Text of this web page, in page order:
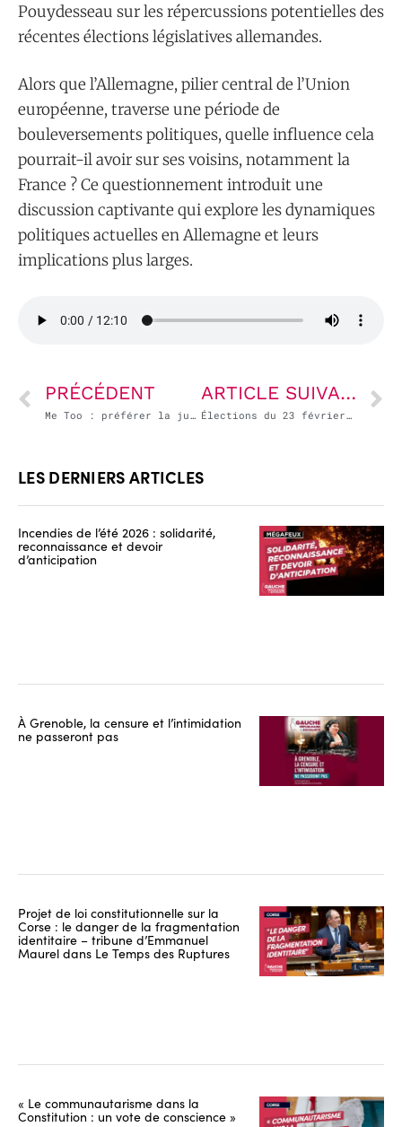
Pouydesseau sur les répercussions potentielles des
récentes élections législatives allemandes.
Alors que l’Allemagne, pilier central de l’Union
européenne, traverse une période de
bouleversements politiques, quelle influence cela
pourrait-il avoir sur ses voisins, notamment la
France ? Ce questionnement introduit une
discussion captivante qui explore les dynamiques
politiques actuelles en Allemagne et leurs
implications plus larges.
PRÉCÉDENT
Me Too : préférer la justice au pilori
ARTICLE SUIVANT
Élections du 23 février 2025 : la fin du modèle allemand
LES DERNIERS ARTICLES
Incendies de l’été 2026 : solidarité,
reconnaissance et devoir
d’anticipation
À Grenoble, la censure et l’intimidation
ne passeront pas
Projet de loi constitutionnelle sur la
Corse : le danger de la fragmentation
identitaire – tribune d’Emmanuel
Maurel dans Le Temps des Ruptures
« Le communautarisme dans la
Constitution : un vote de conscience »